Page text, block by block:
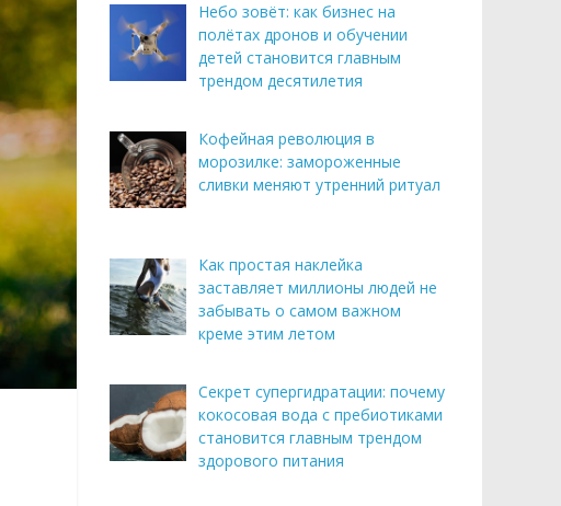
Небо зовёт: как бизнес на
полётах дронов и обучении
детей становится главным
трендом десятилетия
Кофейная революция в
морозилке: замороженные
сливки меняют утренний ритуал
Как простая наклейка
заставляет миллионы людей не
забывать о самом важном
креме этим летом
Секрет супергидратации: почему
кокосовая вода с пребиотиками
становится главным трендом
здорового питания